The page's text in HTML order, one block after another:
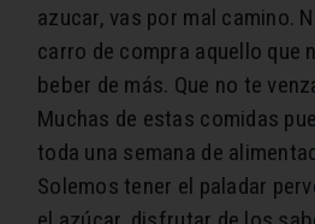
azucar, vas por mal camino.
carro de compra aquello que
beber de más. Que no te
Muchas de estas comidas
toda una semana de
Solemos tener el paladar